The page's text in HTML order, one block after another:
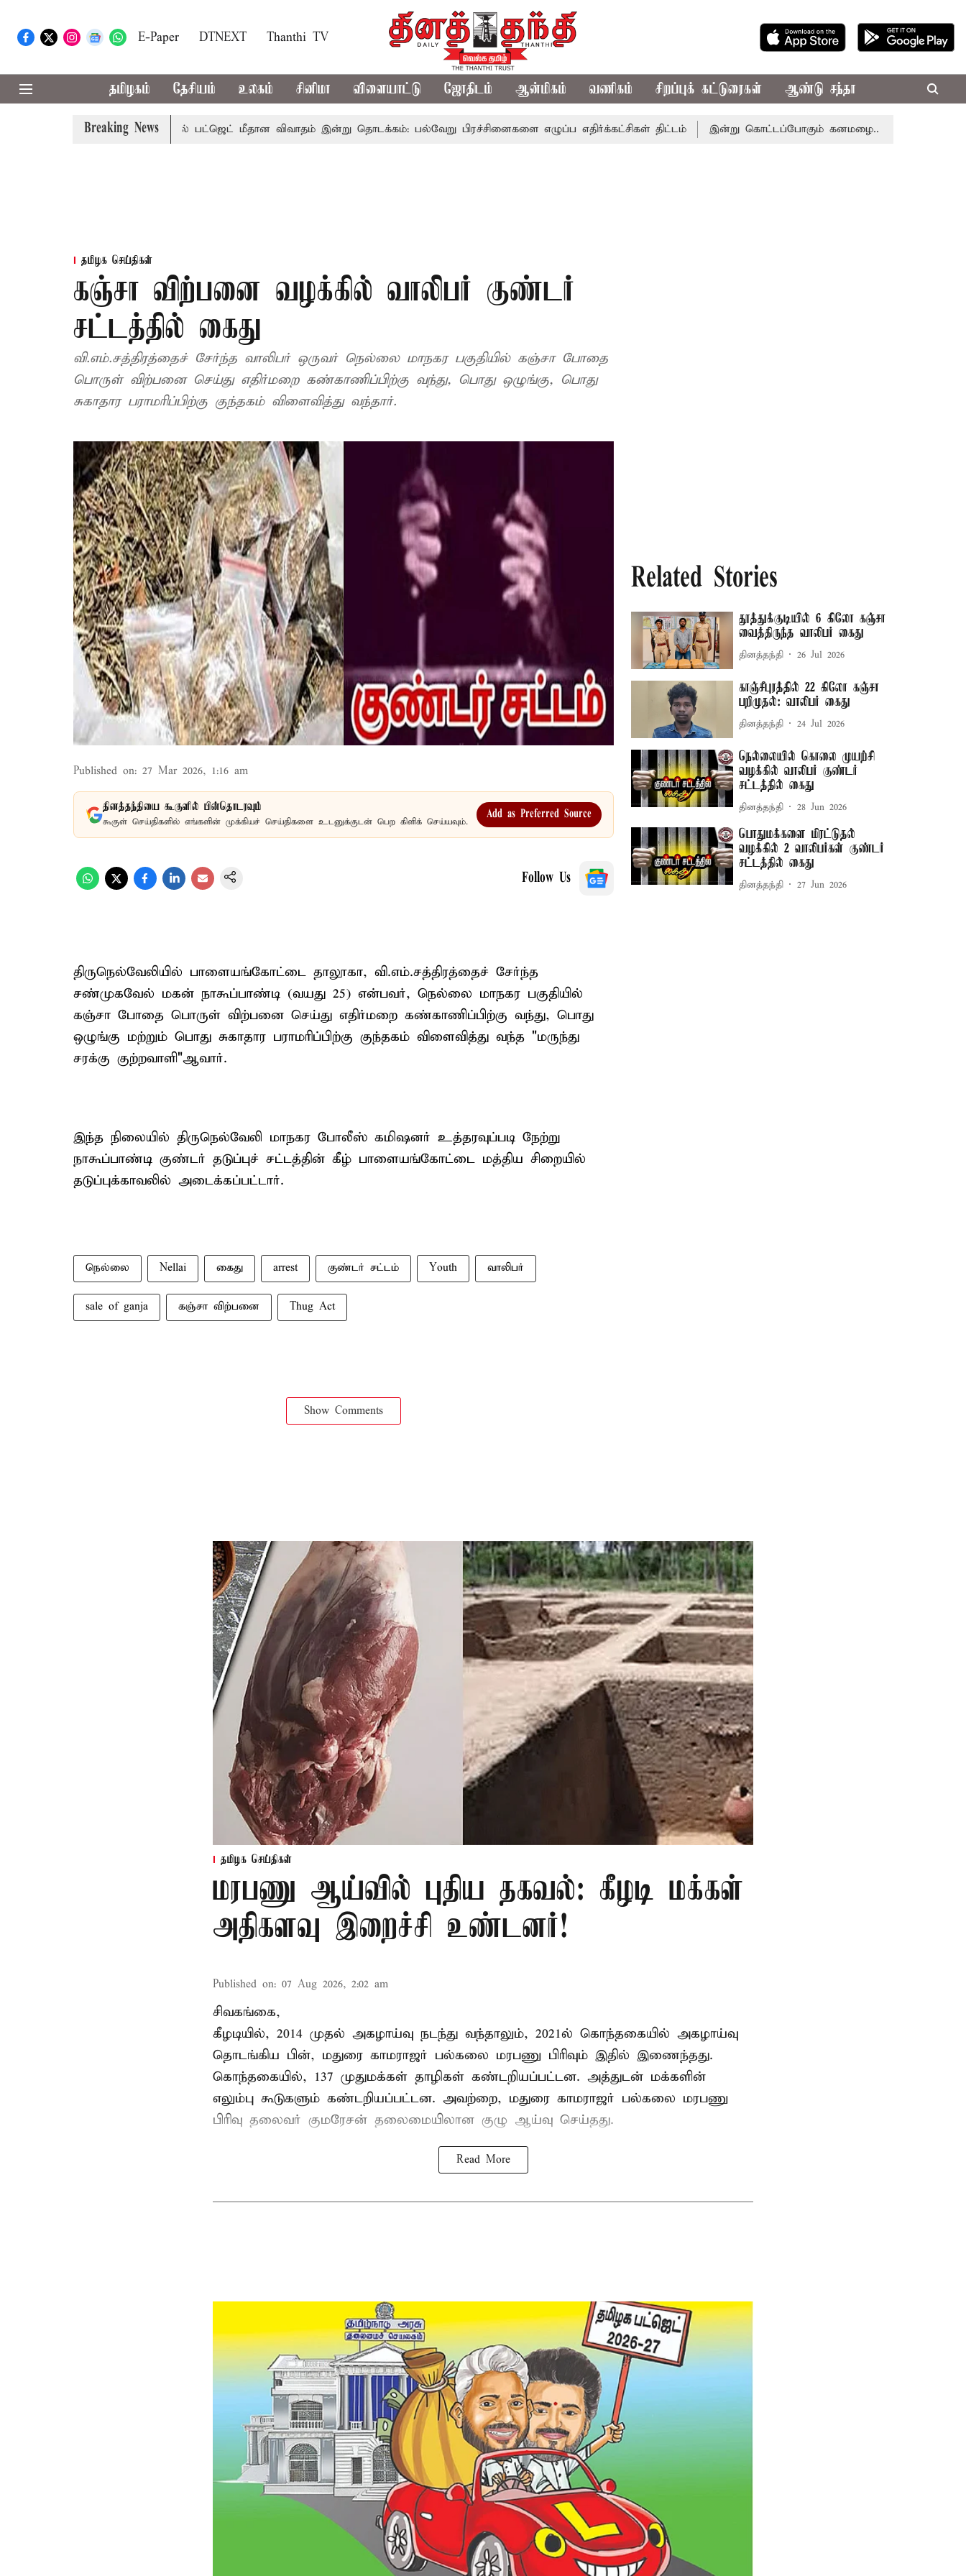
E-Paper DTNEXT Thanthi TV
தமிழகம் தேசியம் உலகம் சினிமா விளையாட்டு ஜோதிடம் ஆன்மிகம் வணிகம் சிறப்புக் கட்டுரைகள் ஆண்டு சந்தா
Breaking News
சட்டசபையில் பட்ஜெட் மீதான விவாதம் இன்று தொடக்கம்: பல்வேறு பிரச்சினைகளை எழுப்ப எதிர்க்கட்சிகள் திட்டம் இன்று கொட்டப்போகும் கனமழை.. எந்தெந்த மாவட்டங்களில்
தமிழக செய்திகள்
கஞ்சா விற்பனை வழக்கில் வாலிபர் குண்டர்
சட்டத்தில் கைது
வி.எம்.சத்திரத்தைச் சேர்ந்த வாலிபர் ஒருவர் நெல்லை மாநகர பகுதியில் கஞ்சா போதை
பொருள் விற்பனை செய்து எதிர்மறை கண்காணிப்பிற்கு வந்து, பொது ஒழுங்கு, பொது
சுகாதார பராமரிப்பிற்கு குந்தகம் விளைவித்து வந்தார்.
Published on: 27 Mar 2026, 1:16 am
தினத்தந்தியை கூகுளில் பின்தொடரவும்
கூகுள் செய்திகளில் எங்களின் முக்கியச் செய்திகளை உடனுக்குடன் பெற கிளிக் செய்யவும்.
Add as Preferred Source
Follow Us
திருநெல்வேலியில் பாளையங்கோட்டை தாலூகா, வி.எம்.சத்திரத்தைச் சேர்ந்த
சண்முகவேல் மகன் நாகூப்பாண்டி (வயது 25) என்பவர், நெல்லை மாநகர பகுதியில்
கஞ்சா போதை பொருள் விற்பனை செய்து எதிர்மறை கண்காணிப்பிற்கு வந்து, பொது
ஒழுங்கு மற்றும் பொது சுகாதார பராமரிப்பிற்கு குந்தகம் விளைவித்து வந்த "மருந்து
சரக்கு குற்றவாளி"ஆவார்.
இந்த நிலையில் திருநெல்வேலி மாநகர போலீஸ் கமிஷனர் உத்தரவுப்படி நேற்று
நாகூப்பாண்டி குண்டர் தடுப்புச் சட்டத்தின் கீழ் பாளையங்கோட்டை மத்திய சிறையில்
தடுப்புக்காவலில் அடைக்கப்பட்டார்.
நெல்லை Nellai கைது arrest குண்டர் சட்டம் Youth வாலிபர்
sale of ganja கஞ்சா விற்பனை Thug Act
Show Comments
Related Stories
தூத்துக்குடியில் 6 கிலோ கஞ்சா
வைத்திருந்த வாலிபர் கைது
தினத்தந்தி 26 Jul 2026
காஞ்சீபுரத்தில் 22 கிலோ கஞ்சா
பறிமுதல்: வாலிபர் கைது
தினத்தந்தி 24 Jul 2026
நெல்லையில் கொலை முயற்சி
வழக்கில் வாலிபர் குண்டர்
சட்டத்தில் கைது
தினத்தந்தி 28 Jun 2026
பொதுமக்களை மிரட்டுதல்
வழக்கில் 2 வாலிபர்கள் குண்டர்
சட்டத்தில் கைது
தினத்தந்தி 27 Jun 2026
தமிழக செய்திகள்
மரபணு ஆய்வில் புதிய தகவல்: கீழடி மக்கள்
அதிகளவு இறைச்சி உண்டனர்!
Published on: 07 Aug 2026, 2:02 am
சிவகங்கை,
கீழடியில், 2014 முதல் அகழாய்வு நடந்து வந்தாலும், 2021ல் கொந்தகையில் அகழாய்வு
தொடங்கிய பின், மதுரை காமராஜர் பல்கலை மரபணு பிரிவும் இதில் இணைந்தது.
கொந்தகையில், 137 முதுமக்கள் தாழிகள் கண்டறியப்பட்டன. அத்துடன் மக்களின்
எலும்பு கூடுகளும் கண்டறியப்பட்டன. அவற்றை, மதுரை காமராஜர் பல்கலை மரபணு
பிரிவு தலைவர் குமரேசன் தலைமையிலான குழு ஆய்வு செய்தது.
Read More